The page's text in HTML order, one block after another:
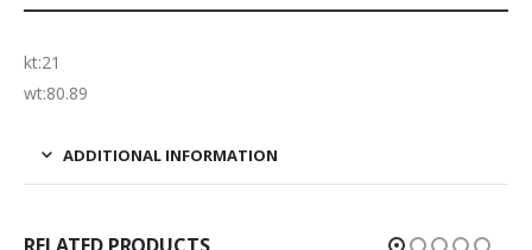
kt:21
wt:80.89
ADDITIONAL INFORMATION